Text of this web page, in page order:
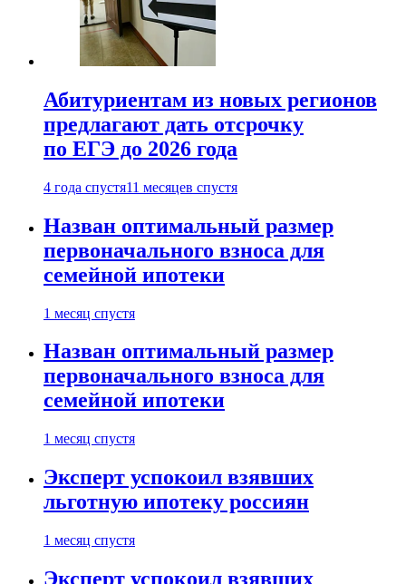
Абитуриентам из новых регионов
предлагают дать отсрочку
по ЕГЭ до 2026 года
4 года спустя11 месяцев спустя
Назван оптимальный размер
первоначального взноса для
семейной ипотеки
1 месяц спустя
Назван оптимальный размер
первоначального взноса для
семейной ипотеки
1 месяц спустя
Эксперт успокоил взявших
льготную ипотеку россиян
1 месяц спустя
Эксперт успокоил взявших